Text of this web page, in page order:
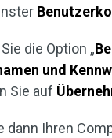
die Option „
und
Sie auf
dann Ihren